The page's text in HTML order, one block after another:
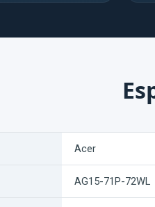
Acer
AG15-71P-72WL